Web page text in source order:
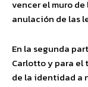
vencer el muro
anulación de las
En la segunda
Carlotto y para el
de la identidad a